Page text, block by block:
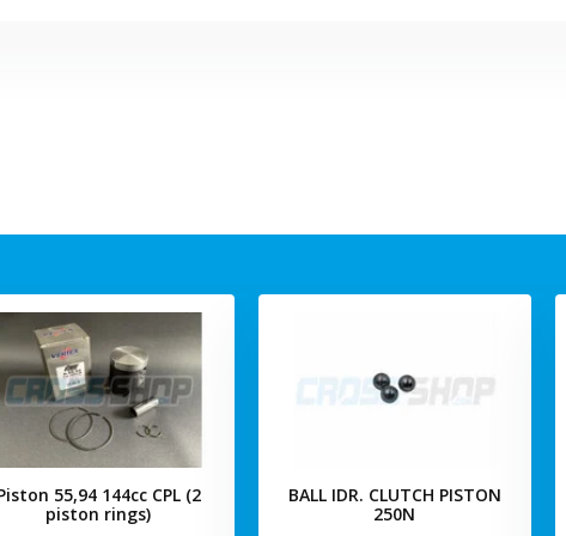
55,94 144cc CPL (2
piston rings)
BALL IDR. CLUTCH PISTON
250N